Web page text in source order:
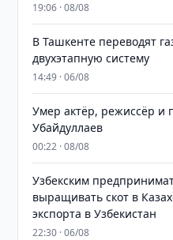
19:06 · 08/08
В Ташкенте переводят
двухэтапную систему
14:49 · 06/08
Умер актёр, режиссёр и
Убайдуллаев
00:22 · 08/08
Узбекским
выращивать скот в
экспорта в Узбекистан
22:30 · 06/08